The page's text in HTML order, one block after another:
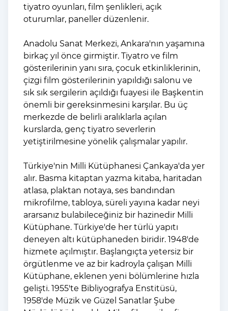
tiyatro oyunları, film şenlikleri, açık
oturumlar, paneller düzenlenir.
Anadolu Sanat Merkezi, Ankara'nın yaşamına
birkaç yıl önce girmiştir. Tiyatro ve film
gösterilerinin yanı sıra, çocuk etkinliklerinin,
çizgi film gösterilerinin yapıldığı salonu ve
sık sık sergilerin açıldığı fuayesi ile Başkentin
önemli bir gereksinmesini karşılar. Bu üç
merkezde de belirli aralıklarla açılan
kurslarda, genç tiyatro severlerin
yetiştirilmesine yönelik çalışmalar yapılır.
Türkiye'nin Milli Kütüphanesi Çankaya'da yer
alır. Basma kitaptan yazma kitaba, haritadan
atlasa, plaktan notaya, ses bandından
mikrofilme, tabloya, süreli yayına kadar neyi
ararsanız bulabileceğiniz bir hazinedir Milli
Kütüphane. Türkiye'de her türlü yapıtı
deneyen altı kütüphaneden biridir. 1948'de
hizmete açılmıştır. Başlangıçta yetersiz bir
örgütlenme ve az bir kadroyla çalışan Milli
Kütüphane, eklenen yeni bölümlerine hızla
gelişti. 1955'te Bibliyografya Enstitüsü,
1958'de Müzik ve Güzel Sanatlar Şube